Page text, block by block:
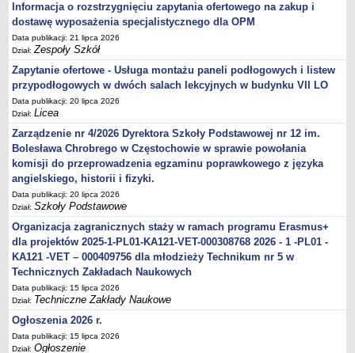
Informacja o rozstrzygnięciu zapytania ofertowego na zakup i
dostawę wyposażenia specjalistycznego dla OPM
Data publikacji: 21 lipca 2026
Dział:Zespoły Szkół
Zapytanie ofertowe - Usługa montażu paneli podłogowych i listew
przypodłogowych w dwóch salach lekcyjnych w budynku VII LO
Data publikacji: 20 lipca 2026
Dział:Licea
Zarządzenie nr 4/2026 Dyrektora Szkoły Podstawowej nr 12 im.
Bolesława Chrobrego w Częstochowie w sprawie powołania
komisji do przeprowadzenia egzaminu poprawkowego z języka
angielskiego, historii i fizyki.
Data publikacji: 20 lipca 2026
Dział:Szkoły Podstawowe
Organizacja zagranicznych staży w ramach programu Erasmus+
dla projektów 2025-1-PL01-KA121-VET-000308768 2026 - 1 -PL01 -
KA121 -VET – 000409756 dla młodzieży Technikum nr 5 w
Technicznych Zakładach Naukowych
Data publikacji: 15 lipca 2026
Dział: Techniczne Zakłady Naukowe
Ogłoszenia 2026 r.
Data publikacji: 15 lipca 2026
Dział:Ogłoszenie